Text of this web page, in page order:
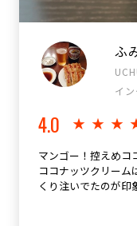
ふ
イン
4.0
マンゴー！控えめコ
ココナッツクリーム
くり注いでたのが印